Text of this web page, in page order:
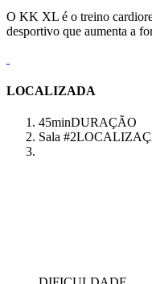
O KK XL é o treino
desportivo que aumenta a
LOCALIZADA
45minDURAÇÃO
Sala #2